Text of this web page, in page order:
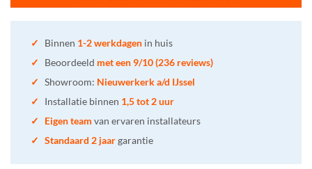
✓ Binnen 1-2 werkdagen in huis
✓
Beoordeeld met een 9/10 (236 reviews)
✓ Showroom: Nieuwerkerk a/d IJssel
✓
Installatie binnen 1,5 tot 2 uur
✓
Eigen team van ervaren installateurs
✓ Standaard 2 jaargarantie